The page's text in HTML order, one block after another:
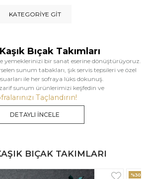
KATEGORIYE GIT
Bıçak Takımları
yemeklerinizi bir sanat eserine dönüştürüyoruz.
sunum tabakları, şık servis tepsileri ve özel
ile her sofraya lüks dokunuş.
sunum ürünlerimizi keşfedin ve
Taçlandırın!
DETAYLI İNCELE
BIÇAK TAKIMLARI
%33